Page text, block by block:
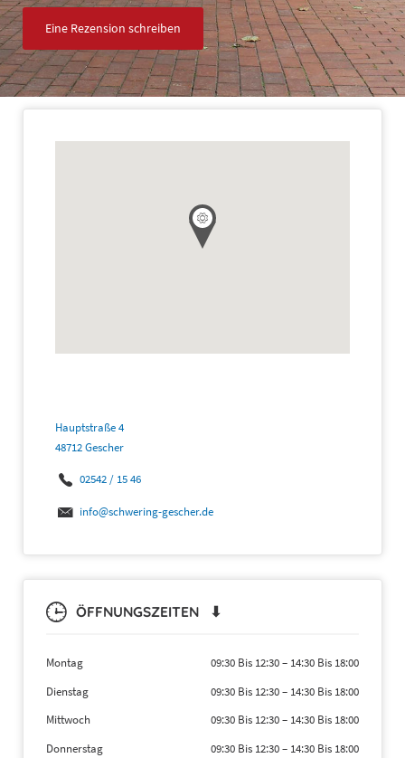
Eine Rezension schreiben
Hauptstraße 4
48712 Gescher
02542 / 15 46
info@schwering-gescher.de
ÖFFNUNGSZEITEN ⬇
Montag 09:30 Bis 12:30– 14:30 Bis 18:00
Dienstag
09:30 Bis 12:30– 14:30 Bis 18:00
Mittwoch
09:30 Bis 12:30– 14:30 Bis 18:00
Donnerstag
09:30 Bis 12:30– 14:30 Bis 18:00